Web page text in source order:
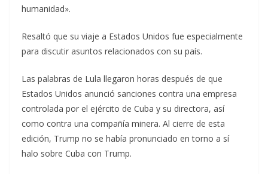
humanidad».
Resaltó que su viaje a Estados Unidos fue especialmente
para discutir asuntos relacionados con su país.
Las palabras de Lula llegaron horas después de que
Estados Unidos anunció sanciones contra una empresa
controlada por el ejército de Cuba y su directora, así
como contra una compañía minera. Al cierre de esta
edición, Trump no se había pronunciado en torno a sí
halo sobre Cuba con Trump.